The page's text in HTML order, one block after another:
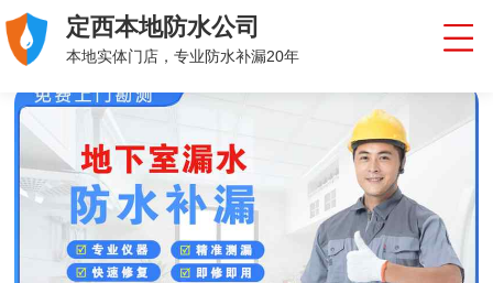
定西本地防水公司
本地实体门店，专业防水补漏20年